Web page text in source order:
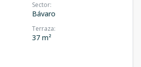
Sector:
Bávaro
Terraza:
37 m²